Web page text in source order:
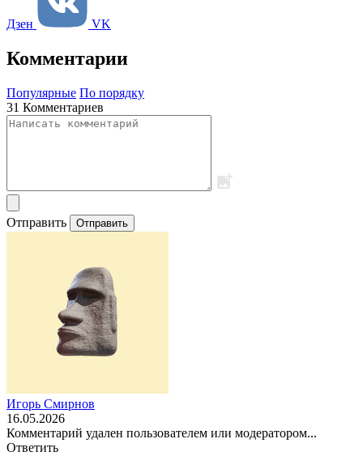
Дзен VK
Комментарии
Популярные По порядку
31 Комментариев
Отправить Отправить
Игорь Смирнов
16.05.2026
Комментарий удален пользователем или модератором...
Ответить